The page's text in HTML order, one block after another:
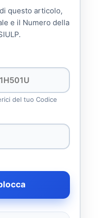
questo articolo,
e il Numero della
del tuo Codice